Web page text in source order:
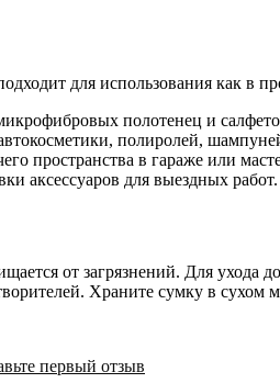
для использования как в
полотенец и
полиролей,
пространства в гараже или
аксессуаров для выездных работ.
от загрязнений. Для ухода
Храните сумку в сухом
первый отзыв